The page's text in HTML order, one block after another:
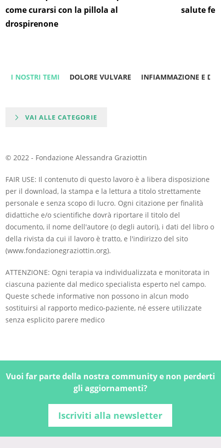
come curarsi con la pillola al
drospirenone
salute
I NOSTRI TEMI DOLORE VULVARE INFIAMMAZIONE E
VAI ALLE CATEGORIE
© 2022 - Fondazione Alessandra Graziottin
FAIR USE: Il contenuto di questo lavoro è a libera disposizione
per il download, la stampa e la lettura a titolo strettamente
personale e senza scopo di lucro. Ogni citazione per finalità
didattiche e/o scientifiche dovrà riportare il titolo del
documento, il nome dell'autore (o degli autori), i dati del libro o
della rivista da cui il lavoro è tratto, e l'indirizzo del sito
(www.fondazionegraziottin.org).
ATTENZIONE: Ogni terapia va individualizzata e monitorata in
ciascuna paziente dal medico specialista esperto nel campo.
Queste schede informative non possono in alcun modo
sostituirsi al rapporto medico-paziente, né essere utilizzate
senza esplicito parere medico
Vuoi far parte della nostra community e non perderti
gli aggiornamenti?
Iscriviti alla newsletter